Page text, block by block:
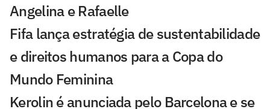
Angelina e Rafaelle
Fifa lança estratégia de sustentabilidade
e direitos humanos para a Copa do
Mundo Feminina
Kerolin é anunciada pelo Barcelona e se